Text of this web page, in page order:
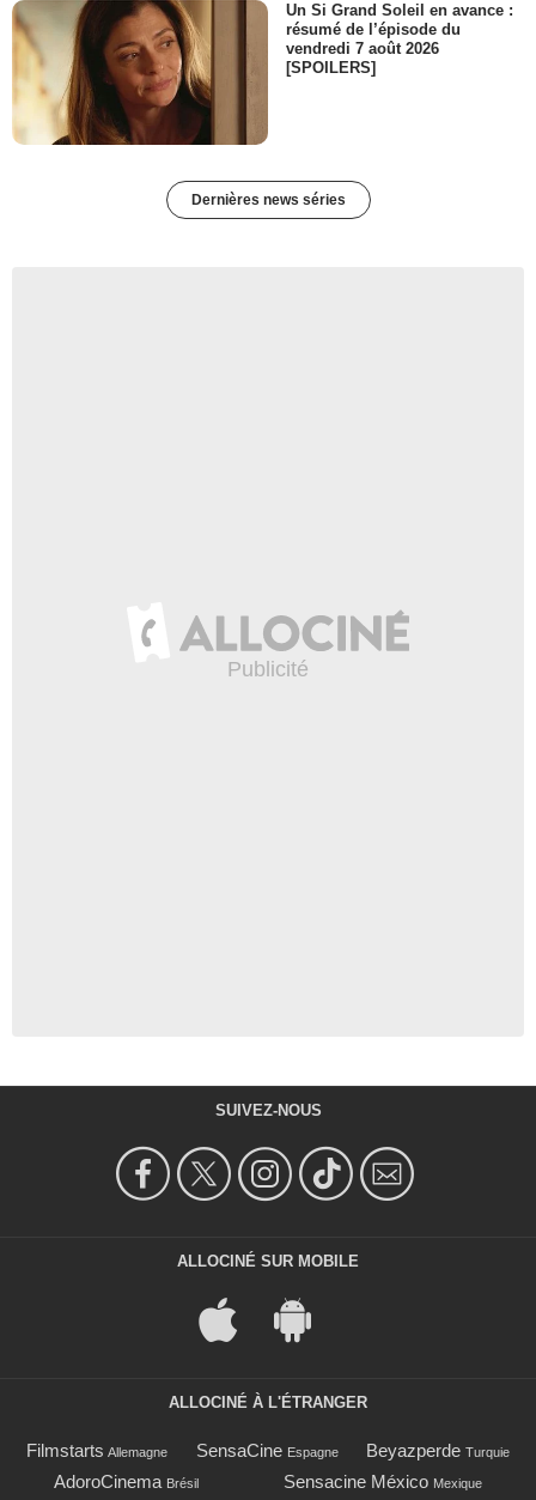
Un Si Grand Soleil en avance :
résumé de l’épisode du
vendredi 7 août 2026
[SPOILERS]
Dernières news séries
SUIVEZ-NOUS
ALLOCINÉ SUR MOBILE
ALLOCINÉ À L'ÉTRANGER
Filmstarts Allemagne SensaCine Espagne Beyazperde Turquie
AdoroCinema Brésil Sensacine México Mexique